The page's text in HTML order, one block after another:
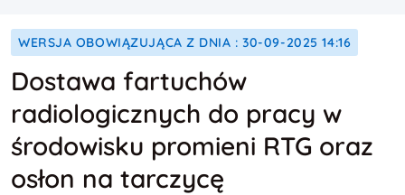
WERSJA OBOWIĄZUJĄCA Z DNIA : 30-09-2025 14:16
Dostawa fartuchów
radiologicznych do pracy w
środowisku promieni RTG oraz
osłon na tarczycę